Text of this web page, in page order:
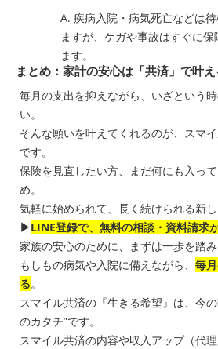
A. 疾病入院・病気死亡などは
ますが、ケガや事故はすぐに保
ます。
まとめ：家計の安心は「共済」で叶え
毎月の支出を抑えながら、いざという
い。
そんな願いを叶えてくれるのが、スマ
です。
保険を見直したい方、まだ何にも入っ
め。
気軽に始められて、長く続けられる新し
▶LINE登録で、無料の相談・資料請求
家族の安心のために、まずは一歩を踏
もしもの病気や入院に備えながら、 毎
る。
スマイル共済の『生きる希望』は、今
のカタチ”です。
スマイル共済の内容や収入アップ（代理